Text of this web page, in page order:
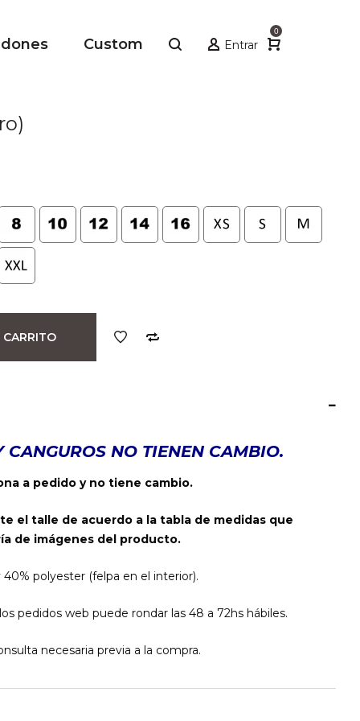
Entrar
0
Custom
CANGUROS NO TIENEN CAMBIO.
a pedido y no tiene cambio.
el talle de acuerdo a la tabla de medidas que
de imágenes del producto.
polyester (felpa en el interior).
pedidos web puede rondar las 48 a 72hs hábiles.
necesaria previa a la compra.